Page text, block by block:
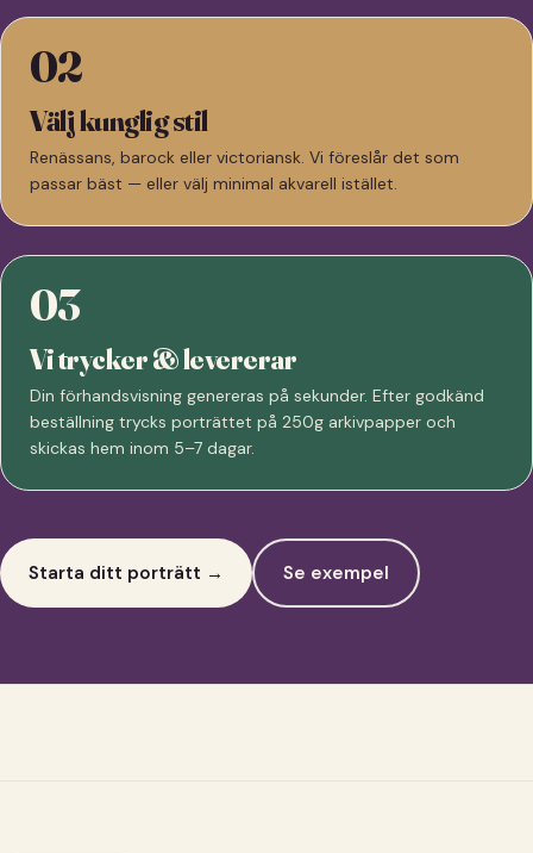
02
Välj kunglig stil
Renässans, barock eller victoriansk. Vi föreslår det som
passar bäst — eller välj minimal akvarell istället.
03
Vi trycker & levererar
Din förhandsvisning genereras på sekunder. Efter godkänd
beställning trycks porträttet på 250g arkivpapper och
skickas hem inom 5–7 dagar.
Starta ditt porträtt → Se exempel